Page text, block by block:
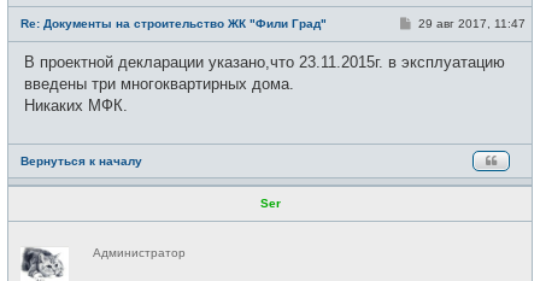
е
в
с
е
и
Re: Документы на строительство ЖК "Фили Град"
С
б
29 авг 2017, 11:47
В проектной декларации указано,что 23.11.2015г. в эксплуатацию
введены три многоквартирных дома.
Никаких МФК.
Вернуться к началу
Ser
е
в
Администратор